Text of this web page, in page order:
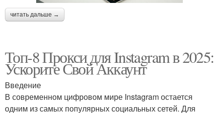
читать дальше →
Топ-8 Прокси для Instagram в 2025:
Ускорите Свой Аккаунт
Введение
В современном цифровом мире Instagram остается
одним из самых популярных социальных сетей. Для